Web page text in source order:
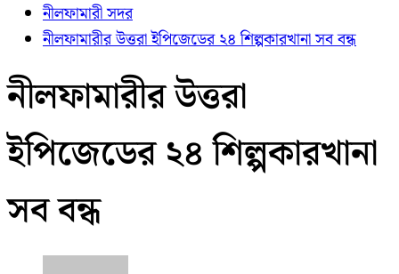
নীলফামারী সদর
নীলফামারীর উত্তরা ইপিজেডের ২৪ শিল্পকারখানা সব বন্ধ
নীলফামারীর উত্তরা
ইপিজেডের ২৪ শিল্পকারখানা
সব বন্ধ